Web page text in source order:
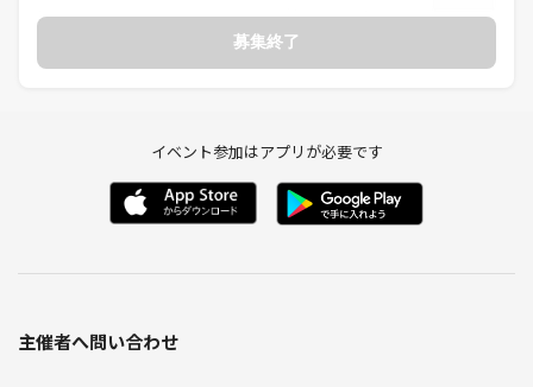
募集終了
イベント参加はアプリが必要です
主催者へ問い合わせ